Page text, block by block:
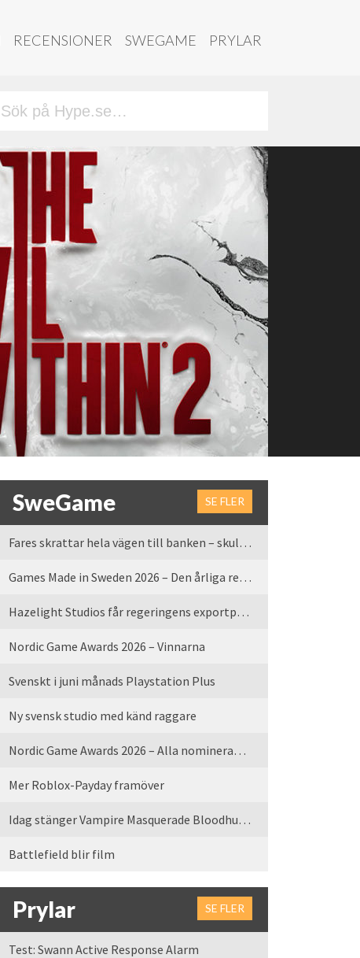
RECENSIONER SWEGAME PRYLAR
SweGame SE FLER
Fares skrattar hela vägen till banken – skulle vi tro
Games Made in Sweden 2026 – Den årliga rean är tillbaka
Hazelight Studios får regeringens exportpris 2025
Nordic Game Awards 2026 – Vinnarna
Svenskt i juni månads Playstation Plus
Ny svensk studio med känd raggare
Nordic Game Awards 2026 – Alla nominerade spel
Mer Roblox-Payday framöver
Idag stänger Vampire Masquerade Bloodhunt servrarna
Battlefield blir film
Prylar SE FLER
Test: Swann Active Response Alarm